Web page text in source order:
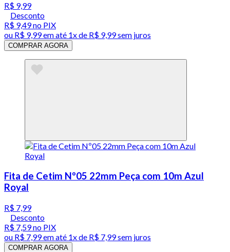
R$ 9,99
Desconto
R$ 9,49no PIX
ou R$ 9,99em até 1x de R$ 9,99sem juros
COMPRAR AGORA
Fita de Cetim Nº05 22mm Peça com 10m Azul
Royal
R$ 7,99
Desconto
R$ 7,59no PIX
ou R$ 7,99em até 1x de R$ 7,99sem juros
COMPRAR AGORA